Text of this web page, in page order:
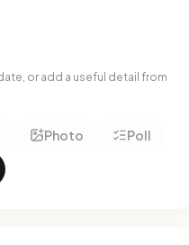
or add a useful detail from
Photo Poll